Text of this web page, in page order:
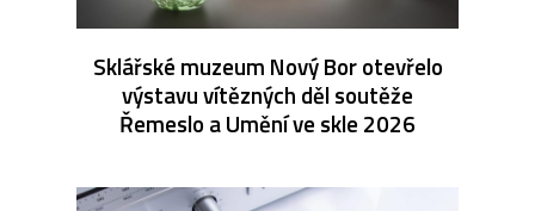
Sklářské muzeum Nový Bor otevřelo
výstavu vítězných děl soutěže
Řemeslo a Umění ve skle 2026